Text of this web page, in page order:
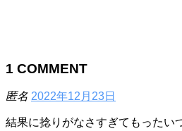
1 COMMENT
匿名 2022年12月23日
結果に捻りがなさすぎてもったい